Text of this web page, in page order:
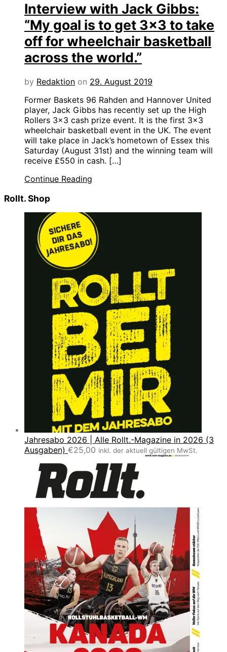
Interview with Jack Gibbs:
“My goal is to get 3×3 to take
off for wheelchair basketball
across the world.”
by Redaktion on 29. August 2019
Former Baskets 96 Rahden and Hannover United
player, Jack Gibbs has recently set up the High
Rollers 3×3 cash prize event. It is the first 3×3
wheelchair basketball event in the UK. The event
will take place in Jack’s hometown of Essex this
Saturday (August 31st) and the winning team will
receive £550 in cash. […]
Continue Reading
Rollt. Shop
Jahresabo 2026 | Alle Rollt.-Magazine in 2026 (3
Ausgaben) €25,00 inkl. der aktuell gültigen MwSt.